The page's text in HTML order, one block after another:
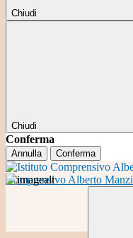
Chiudi
Chiudi
Conferma
Annulla Conferma
Comprensivo Alberto Manzi